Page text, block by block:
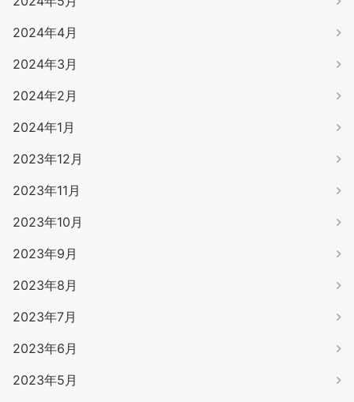
2024年4月
2024年3月
2024年2月
2024年1月
2023年12月
2023年11月
2023年10月
2023年9月
2023年8月
2023年7月
2023年6月
2023年5月